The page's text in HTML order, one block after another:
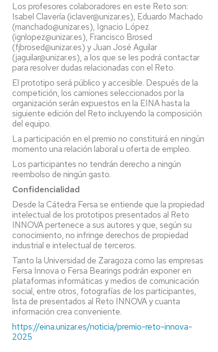
Los profesores colaboradores en este Reto son:
Isabel Clavería (iclaver@unizar.es), Eduardo Machado
(manchado@unizar.es), Ignacio López
(ignlopez@unizar.es), Francisco Brosed
(fjbrosed@unizar.es) y Juan José Aguilar
(jaguilar@unizar.es), a los que se les podrá contactar
para resolver dudas relacionadas con el Reto.
El prototipo será público y accesible. Después de la
competición, los camiones seleccionados por la
organización serán expuestos en la EINA hasta la
siguiente edición del Reto incluyendo la composición
del equipo.
La participación en el premio no constituirá en ningún
momento una relación laboral u oferta de empleo.
Los participantes no tendrán derecho a ningún
reembolso de ningún gasto.
Confidencialidad
Desde la Cátedra Fersa se entiende que la propiedad
intelectual de los prototipos presentados al Reto
INNOVA pertenece a sus autores y que, según su
conocimiento, no infringe derechos de propiedad
industrial e intelectual de terceros.
Tanto la Universidad de Zaragoza como las empresas
Fersa Innova o Fersa Bearings podrán exponer en
plataformas informáticas y medios de comunicación
social, entre otros, fotografías de los participantes,
lista de presentados al Reto INNOVA y cuanta
información crea conveniente.
https://eina.unizar.es/noticia/premio-reto-innova-
2025